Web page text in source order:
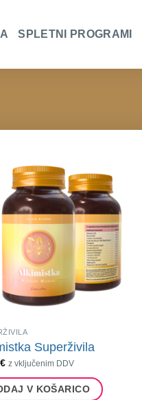
SPLETNI PROGRAMI
Superživila
€ z vključenim DDV
V KOŠARICO